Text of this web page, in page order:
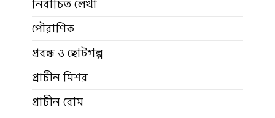
নির্বাচিত লেখা
পৌরাণিক
প্রবন্ধ ও ছোটগল্প
প্রাচীন মিশর
প্রাচীন রোম